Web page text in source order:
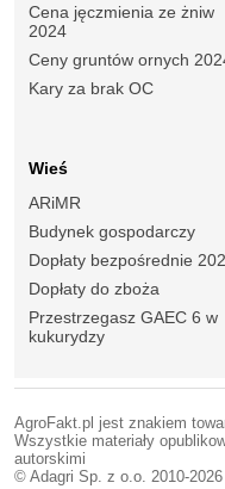
Cena jęczmienia ze żniw
2024
Ceny gruntów ornych
Kary za brak OC
Wieś
ARiMR
Budynek gospodarczy
Dopłaty bezpośrednie
Dopłaty do zboża
Przestrzegasz GAEC 6 w
kukurydzy
AgroFakt.pl jest znakiem
Wszystkie materiały
autorskimi
© Adagri Sp. z o.o. 2010-